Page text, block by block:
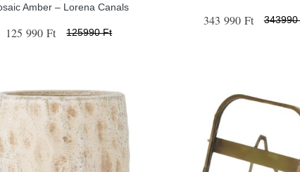
Amber – Lorena Canals
125 990 Ft 125990 Ft
343 990 Ft 343990